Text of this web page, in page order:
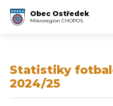
Obec Ostředek
Mikroregion CHOPOS
Statistiky
2024/25